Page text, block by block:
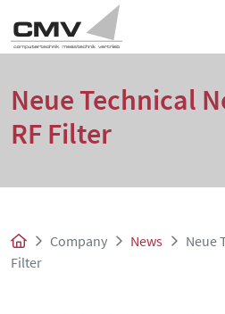
Neue Technical
RF Filter
Company News
Neue
Filter